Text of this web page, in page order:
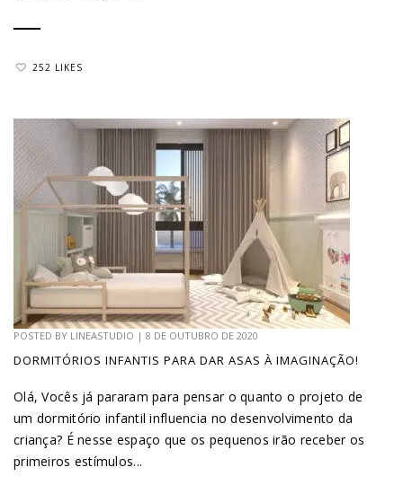
252 LIKES
POSTED BY LINEASTUDIO | 8 DE OUTUBRO DE 2020
DORMITÓRIOS INFANTIS PARA DAR ASAS À IMAGINAÇÃO!
Olá, Vocês já pararam para pensar o quanto o projeto de
um dormitório infantil influencia no desenvolvimento da
criança? É nesse espaço que os pequenos irão receber os
primeiros estímulos...